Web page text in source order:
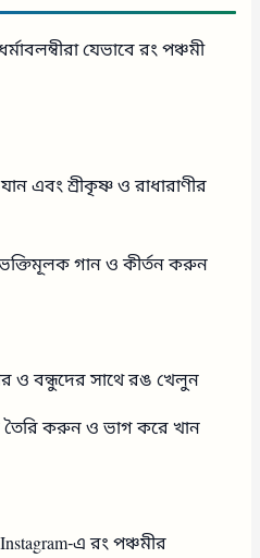
যেভাবে রং পঞ্চমী
এবং শ্রীকৃষ্ণ ও রাধারাণীর
গান ও কীর্তন করুন
ও বন্ধুদের সাথে রঙ খেলুন
তৈরি করুন ও ভাগ করে খান
এ রং পঞ্চমীর